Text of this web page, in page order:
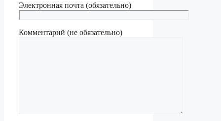
Электронная почта (обязательно)
Комментарий (не обязательно)